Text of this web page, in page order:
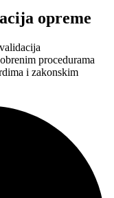
opreme
procedurama
i zakonskim